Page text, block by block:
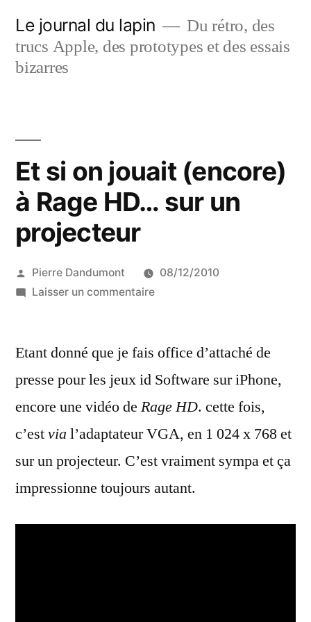
contenu
Le journal du lapin
Du rétro, des
trucs Apple, des prototypes et des essais
bizarres
Et si on jouait (encore)
à Rage HD… sur un
projecteur
Publié
par
Pierre Dandumont
08/12/2010
Laisser un commentairesur
on
(encore)
à
Rage
sur
un
Etant donné que je fais office d’attaché de
presse pour les jeux id Software sur iPhone,
encore une vidéo de Rage HD. cette fois,
c’estvia l’adaptateur VGA, en 1 024 x 768 et
sur un projecteur. C’est vraiment sympa et ça
impressionne toujours autant.